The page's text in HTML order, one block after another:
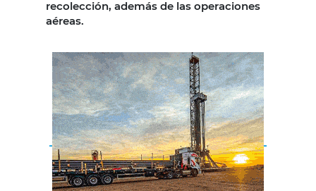
recolección, además de las operaciones
aéreas.